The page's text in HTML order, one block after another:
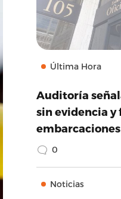
Última Hora
Auditoría
sin evidencia y
0
Noticias